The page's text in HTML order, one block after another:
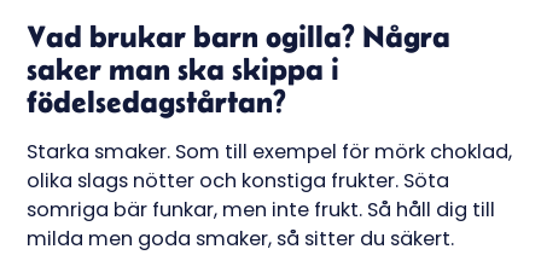
Vad brukar barn ogilla? Några
saker man ska skippa i
födelsedagstårtan?
Starka smaker. Som till exempel för mörk choklad,
olika slags nötter och konstiga frukter. Söta
somriga bär funkar, men inte frukt. Så håll dig till
milda men goda smaker, så sitter du säkert.